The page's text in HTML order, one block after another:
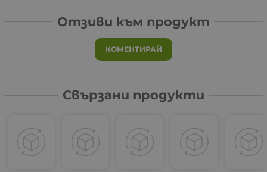
Отзиви към продукт
КОМЕНТИРАЙ
Свързани продукти